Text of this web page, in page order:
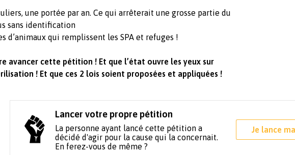
une portée par an. Ce qui arrêterait une grosse partie du
sans identification
d’animaux qui remplissent les SPA et refuges !
avancer cette pétition ! Et que l’état ouvre les yeux sur
! Et que ces 2 lois soient proposées et appliquées !
Lancer votre propre pétition
La personne ayant lancé cette pétition a
décidé d'agir pour la cause qui la concernait.
En ferez-vous de même ?
Je lance